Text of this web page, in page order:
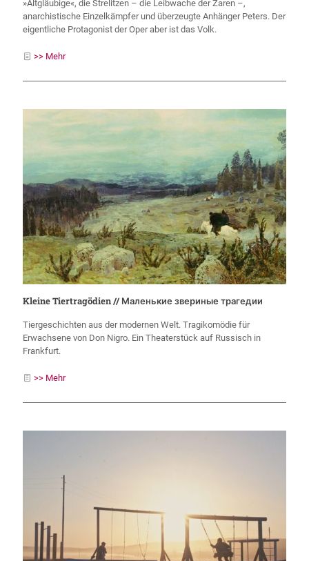
»Altgläubige«, die Strelitzen – die Leibwache der Zaren –,
anarchistische Einzelkämpfer und überzeugte Anhänger Peters. Der
eigentliche Protagonist der Oper aber ist das Volk.
>> Mehr
Kleine Tiertragödien // Маленькие звериные трагедии
Tiergeschichten aus der modernen Welt. Tragikomödie für
Erwachsene von Don Nigro. Ein Theaterstück auf Russisch in
Frankfurt.
>> Mehr